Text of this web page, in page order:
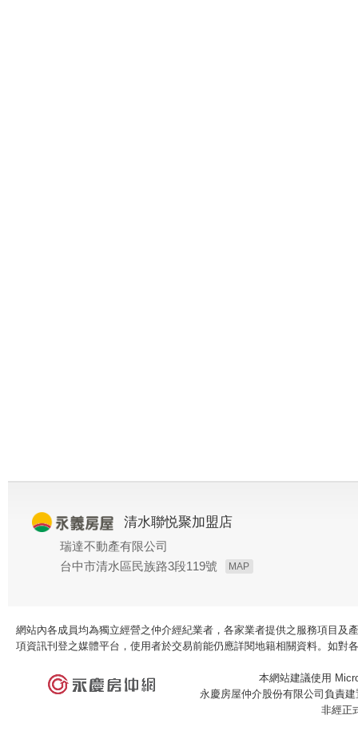
清水聯悦聚加盟店
瑞達不動產有限公司
台中市清水區民族路3段119號
MAP
網站內各成員均為獨立經營之仲介經紀業者，各家業者提供之服務項目
項資訊刊登之媒體平台，使用者於交易前能仍應詳閱地籍相關資料。如對
本網站建議使用
永慶房屋仲介股份有限公司負責
非經正